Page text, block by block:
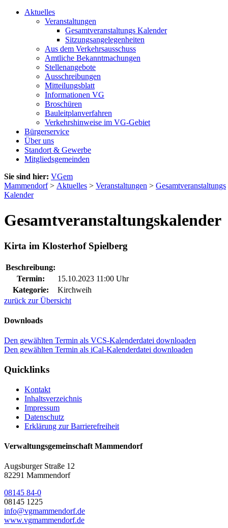
Aktuelles
Veranstaltungen
Gesamtveranstaltungs Kalender
Sitzungsangelegenheiten
Aus dem Verkehrsausschuss
Amtliche Bekanntmachungen
Stellenangebote
Ausschreibungen
Mitteilungsblatt
Informationen VG
Broschüren
Bauleitplanverfahren
Verkehrshinweise im VG-Gebiet
Bürgerservice
Über uns
Standort & Gewerbe
Mitgliedsgemeinden
Sie sind hier: VGem
Mammendorf> Aktuelles > Veranstaltungen > Gesamtveranstaltungs
Kalender
Gesamtveranstaltungskalender
Kirta im Klosterhof Spielberg
Beschreibung:
Termin:
15.10.2023 11:00 Uhr
Kategorie:
Kirchweih
zurück zur Übersicht
Downloads
Den gewählten Termin als VCS-Kalenderdatei downloaden
Den gewählten Termin als iCal-Kalenderdatei downloaden
Quicklinks
Kontakt
Inhaltsverzeichnis
Impressum
Datenschutz
Erklärung zur Barrierefreiheit
Verwaltungsgemeinschaft Mammendorf
Augsburger Straße 12
82291 Mammendorf
08145 84-0
08145 1225
info@vgmammendorf.de
www.vgmammendorf.de